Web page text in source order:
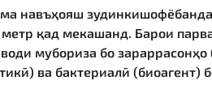
навъҳояш
метр қад мекашанд. Барои
мубориза бо зараррасонҳо
ва бактериалӣ (биоагент)